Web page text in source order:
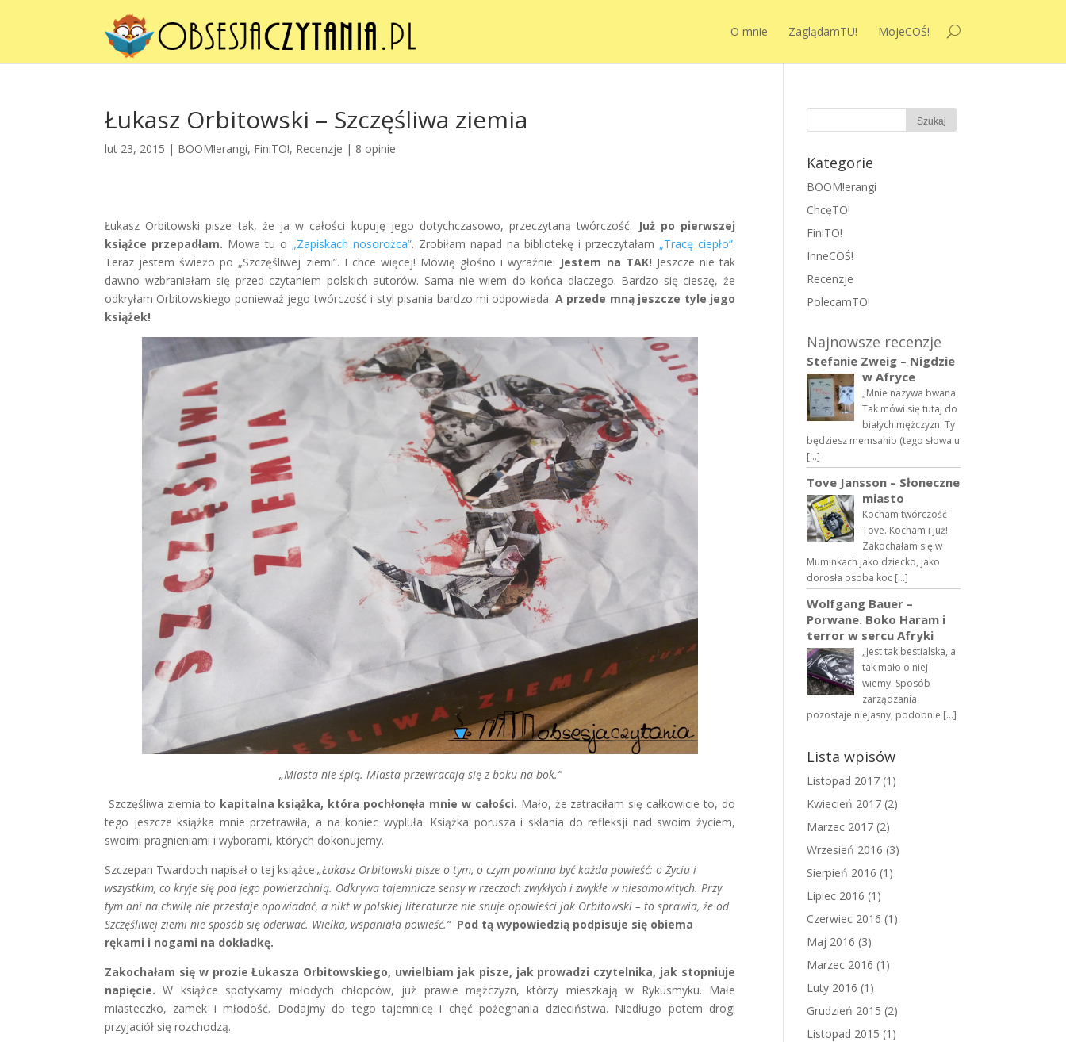
O mnie ZaglądamTU! MojeCOŚ!
Łukasz Orbitowski – Szczęśliwa ziemia
lut 23, 2015 | BOOM!erangi, FiniTO!, Recenzje | 8 opinie
Łukasz Orbitowski pisze tak, że ja w całości kupuję jego dotychczasowo, przeczytaną twórczość. Już po pierwszej
książce przepadłam. Mowa tu o „Zapiskach nosorożca”. Zrobiłam napad na bibliotekę i przeczytałam „Tracę ciepło”.
Teraz jestem świeżo po „Szczęśliwej ziemi”. I chce więcej! Mówię głośno i wyraźnie: Jestem na TAK! Jeszcze nie tak
dawno wzbraniałam się przed czytaniem polskich autorów. Sama nie wiem do końca dlaczego. Bardzo się cieszę, że
odkryłam Orbitowskiego ponieważ jego twórczość i styl pisania bardzo mi odpowiada. A przede mną jeszcze tyle jego
książek!
„Miasta nie śpią. Miasta przewracają się z boku na bok.”
Szczęśliwa ziemia to kapitalna książka, która pochłonęła mnie w całości. Mało, że zatraciłam się całkowicie to, do
tego jeszcze książka mnie przetrawiła, a na koniec wypluła. Książka porusza i skłania do refleksji nad swoim życiem,
swoimi pragnieniami i wyborami, których dokonujemy.
Szczepan Twardoch napisał o tej książce:„Łukasz Orbitowski pisze o tym, o czym powinna być każda powieść: o Życiu i
wszystkim, co kryje się pod jego powierzchnią. Odkrywa tajemnicze sensy w rzeczach zwykłych i zwykłe w niesamowitych. Przy
tym ani na chwilę nie przestaje opowiadać, a nikt w polskiej literaturze nie snuje opowieści jak Orbitowski – to sprawia, że od
Szczęśliwej ziemi nie sposób się oderwać. Wielka, wspaniała powieść.” Pod tą wypowiedzią podpisuje się obiema
rękami i nogami na dokładkę.
Zakochałam się w prozie Łukasza Orbitowskiego, uwielbiam jak pisze, jak prowadzi czytelnika, jak stopniuje
napięcie. W książce spotykamy młodych chłopców, już prawie mężczyzn, którzy mieszkają w Rykusmyku. Małe
miasteczko, zamek i młodość. Dodajmy do tego tajemnicę i chęć pożegnania dzieciństwa. Niedługo potem drogi
przyjaciół się rozchodzą.
Kategorie
BOOM!erangi
ChcęTO!
FiniTO!
InneCOŚ!
Recenzje
PolecamTO!
Najnowsze recenzje
Stefanie Zweig – Nigdzie
w Afryce
„Mnie nazywa bwana.
Tak mówi się tutaj do
białych mężczyzn. Ty
będziesz memsahib (tego słowa u
[…]
Tove Jansson – Słoneczne
miasto
Kocham twórczość
Tove. Kocham i już!
Zakochałam się w
Muminkach jako dziecko, jako
dorosła osoba koc […]
Wolfgang Bauer –
Porwane. Boko Haram i
terror w sercu Afryki
„Jest tak bestialska, a
tak mało o niej
wiemy. Sposób
zarządzania
pozostaje niejasny, podobnie […]
Lista wpisów
Listopad 2017 (1)
Kwiecień 2017 (2)
Marzec 2017 (2)
Wrzesień 2016 (3)
Sierpień 2016 (1)
Lipiec 2016 (1)
Czerwiec 2016 (1)
Maj 2016 (3)
Marzec 2016 (1)
Luty 2016 (1)
Grudzień 2015 (2)
Listopad 2015 (1)